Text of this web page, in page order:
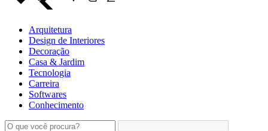
Arquitetura
Design de Interiores
Decoração
Casa & Jardim
Tecnologia
Carreira
Softwares
Conhecimento